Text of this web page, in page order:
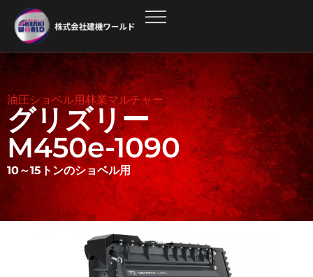
油圧ショベル用林業マルチャー
グリズリー
M450e-1090
10～15トンのショベル用